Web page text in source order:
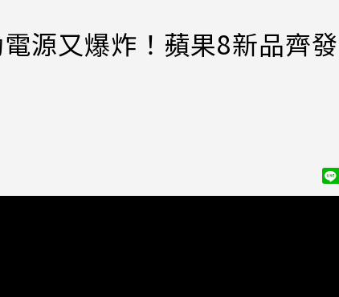
源又爆炸！蘋果8新品齊發